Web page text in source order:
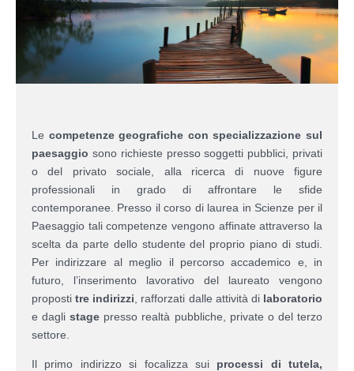
Le competenze geografiche con specializzazione sul
paesaggio sono richieste presso soggetti pubblici, privati
o del privato sociale, alla ricerca di nuove figure
professionali in grado di affrontare le sfide
contemporanee. Presso il corso di laurea in Scienze per il
Paesaggio tali competenze vengono affinate attraverso la
scelta da parte dello studente del proprio piano di studi.
Per indirizzare al meglio il percorso accademico e, in
futuro, l’inserimento lavorativo del laureato vengono
propostitre indirizzi , rafforzati dalle attività di laboratorio
e daglistage presso realtà pubbliche, private o del terzo
settore.
Il primo indirizzo si focalizza sui processi di tutela,